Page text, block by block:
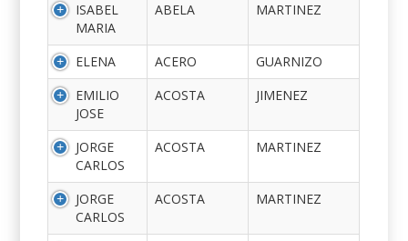
ISABEL
MARIA
ABELA MARTINEZ
ELENA ACERO
GUARNIZO
EMILIO
JOSE
ACOSTA JIMENEZ
JORGE
CARLOS
ACOSTA MARTINEZ
JORGE
CARLOS
ACOSTA MARTINEZ